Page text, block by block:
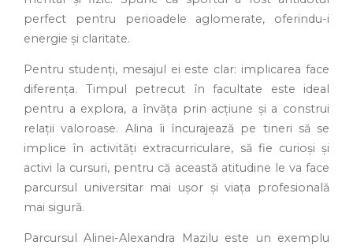
perfect pentru perioadele aglomerate, oferindu-i
energie și claritate.
Pentru studenți, mesajul ei este clar: implicarea face
diferența. Timpul petrecut în facultate este ideal
pentru a explora, a învăța prin acțiune și a construi
relații valoroase. Alina îi încurajează pe tineri să se
implice în activități extracurriculare, să fie curioși și
activi la cursuri, pentru că această atitudine le va face
parcursul universitar mai ușor și viața profesională
mai sigură.
Parcursul Alinei-Alexandra Mazilu este un exemplu